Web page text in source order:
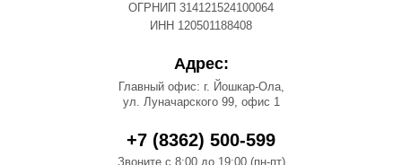
ОГРНИП 314121524100064
ИНН 120501188408
Адрес:
Главный офис: г. Йошкар-Ола,
ул. Луначарского 99, офис 1
+7 (8362) 500-599
Звоните с 8:00 до 19:00 (пн-пт)